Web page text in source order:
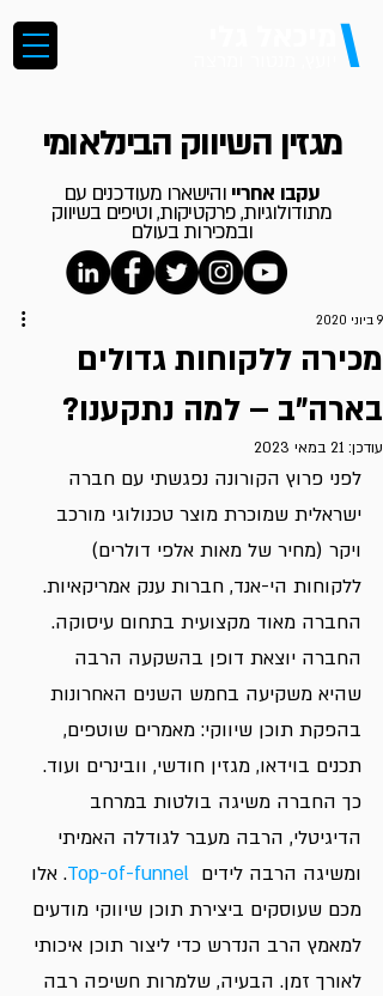
\
מגזין השיווק הבינלאומי
עקבו אחריי והישארו מעודכנים עם
מתודולוגיות, פרקטיקות, וטיפים בשיווק
ובמכירות בעולם
מכירה ללקוחות גדולים
בארה"ב – למה נתקענו?
9 ביוני 2020
עודכן: 21 במאי 2023
לפני פרוץ הקורונה נפגשתי עם חברה
ישראלית שמוכרת מוצר טכנולוגי מורכב
ויקר (מחיר של מאות אלפי דולרים)
ללקוחות הי-אנד, חברות ענק אמריקאיות.
החברה מאוד מקצועית בתחום עיסוקה.
החברה יוצאת דופן בהשקעה הרבה
שהיא משקיעה בחמש השנים האחרונות
בהפקת תוכן שיווקי: מאמרים שוטפים,
תכנים בוידאו, מגזין חודשי, וובינרים ועוד.
כך החברה משיגה בולטות במרחב
הדיגיטלי, הרבה מעבר לגודלה האמיתי
ומשיגה הרבה לידים Top-of-funnel. אלו
מכם שעוסקים ביצירת תוכן שיווקי מודעים
למאמץ הרב הנדרש כדי ליצור תוכן איכותי
לאורך זמן. הבעיה, שלמרות חשיפה רבה